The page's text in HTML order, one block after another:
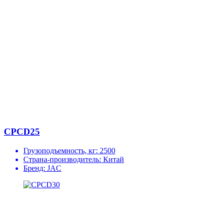
CPCD25
Грузоподъемность, кг: 2500
Страна-производитель: Китай
Бренд: JAC